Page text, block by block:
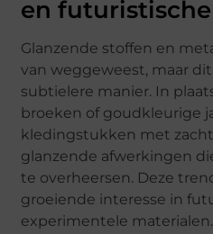
en
Glanzende stoffen en
van weggeweest, maar
subtielere manier. In
broeken of goudkleurige
kledingstukken met
glanzende afwerkingen
te overheersen. Deze
groeiende interesse in
experimentele materialen.